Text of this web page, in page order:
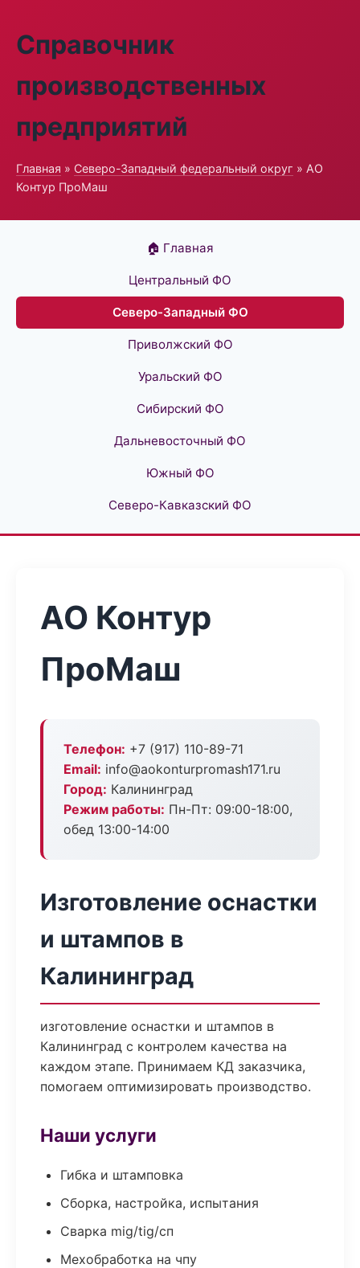
Справочник
производственных
предприятий
Главная » Северо-Западный федеральный округ » АО
Контур ПроМаш
🏠 Главная
Центральный ФО
Северо-Западный ФО
Приволжский ФО
Уральский ФО
Сибирский ФО
Дальневосточный ФО
Южный ФО
Северо-Кавказский ФО
АО Контур
ПроМаш
Телефон: +7 (917) 110-89-71
Email: info@aokonturpromash171.ru
Город: Калининград
Режим работы: Пн-Пт: 09:00-18:00,
обед 13:00-14:00
Изготовление оснастки
и штампов в
Калининград
изготовление оснастки и штампов в
Калининград с контролем качества на
каждом этапе. Принимаем КД заказчика,
помогаем оптимизировать производство.
Наши услуги
Гибка и штамповка
Сборка, настройка, испытания
Сварка mig/tig/сп
Мехобработка на чпу